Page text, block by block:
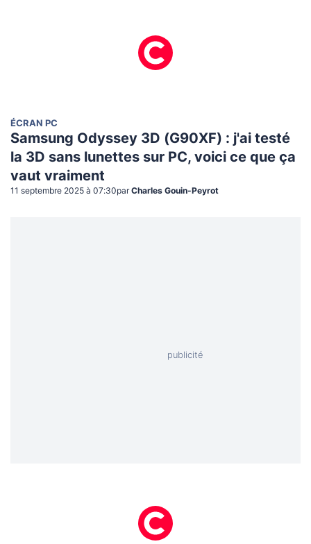
ÉCRAN PC
Samsung Odyssey 3D (G90XF) : j'ai testé
la 3D sans lunettes sur PC, voici ce que ça
vaut vraiment
11 septembre 2025 à 07:30par Charles Gouin-Peyrot